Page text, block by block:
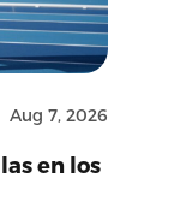
Aug 7, 2026
en los